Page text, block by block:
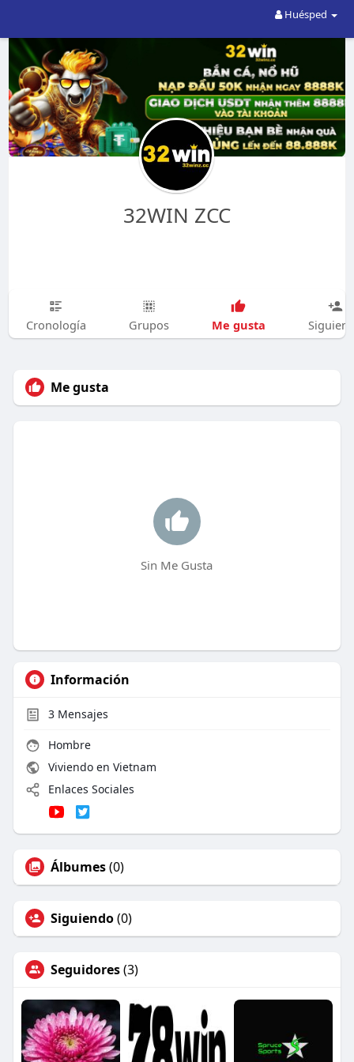
Huésped
32WIN ZCC
Cronología Grupos Me gusta
Me gusta
Sin Me Gusta
Información
3Mensajes
Hombre
Viviendo en Vietnam
Enlaces Sociales
Álbumes(0)
Siguiendo(0)
Seguidores(3)